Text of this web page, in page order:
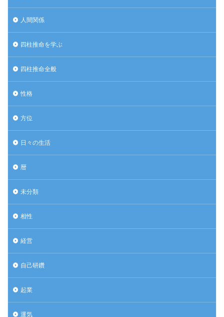
人間関係
四柱推命を学ぶ
四柱推命全般
性格
方位
日々の生活
暦
未分類
相性
経営
自己研鑽
起業
運気